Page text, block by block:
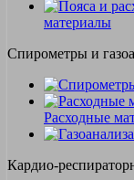
материалы
Спирометры и
Расходные
Кардио-